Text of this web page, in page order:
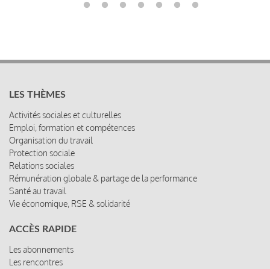
LES THÈMES
Activités sociales et culturelles
Emploi, formation et compétences
Organisation du travail
Protection sociale
Relations sociales
Rémunération globale & partage de la performance
Santé au travail
Vie économique, RSE & solidarité
ACCÈS RAPIDE
Les abonnements
Les rencontres